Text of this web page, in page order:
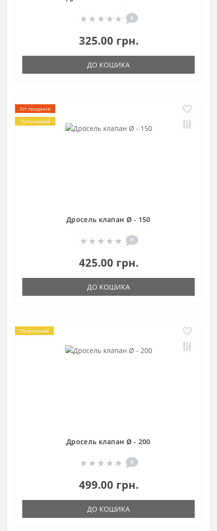
0
325.00 грн.
ДО КОШИКА
Хіт продажів
Популярний
Дросель клапан Ø - 150
0
425.00 грн.
ДО КОШИКА
Популярний
Дросель клапан Ø - 200
0
499.00 грн.
ДО КОШИКА